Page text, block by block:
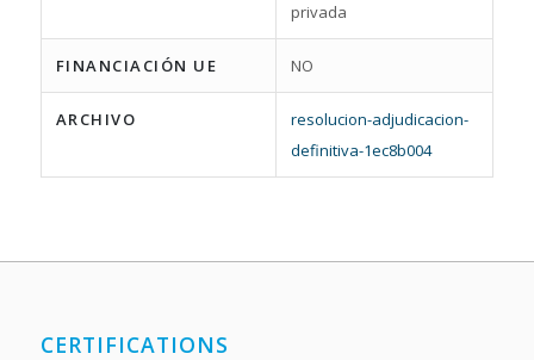
privada
FINANCIACIÓN UE NO
ARCHIVO
resolucion-adjudicacion-
definitiva-1ec8b004
CERTIFICATIONS